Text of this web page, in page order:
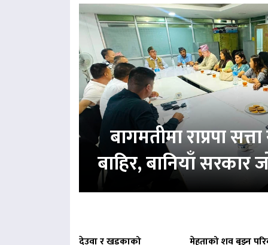
बागमतीमा राप्रपा
बाहिर, बानियाँ सरकार